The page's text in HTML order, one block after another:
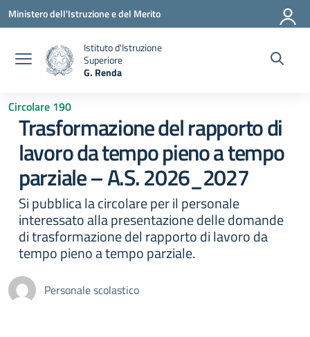
Vai ai contenuti
Vai al menu di navigazione
Vai al footer
Ministero dell'Istruzione e del Merito
Istituto d'Istruzione
Superiore
G. Renda
Circolare 190
Trasformazione del rapporto di
lavoro da tempo pieno a tempo
parziale – A.S. 2026_2027
Si pubblica la circolare per il personale
interessato alla presentazione delle domande
di trasformazione del rapporto di lavoro da
tempo pieno a tempo parziale.
Personale scolastico